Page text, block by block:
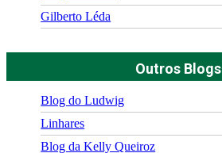
Gilberto Léda
Outros Blogs
Blog do Ludwig
Linhares
Blog da Kelly Queiroz